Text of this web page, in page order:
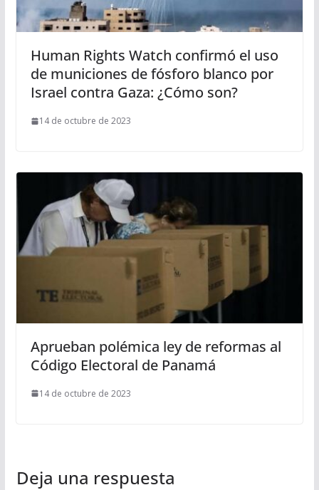
Human Rights Watch confirmó el uso
de municiones de fósforo blanco por
Israel contra Gaza: ¿Cómo son?
14 de octubre de 2023
Aprueban polémica ley de reformas al
Código Electoral de Panamá
14 de octubre de 2023
Deja una respuesta